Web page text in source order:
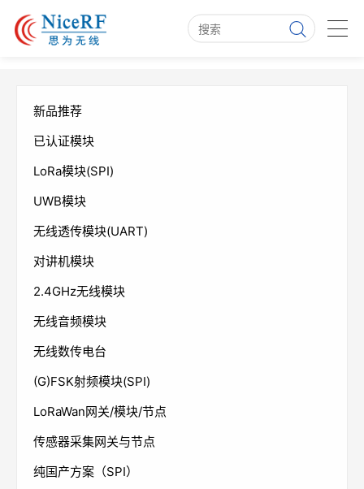
新品推荐
已认证模块
LoRa模块(SPI)
UWB模块
无线透传模块(UART)
对讲机模块
2.4GHz无线模块
无线音频模块
无线数传电台
(G)FSK射频模块(SPI)
LoRaWan网关/模块/节点
传感器采集网关与节点
纯国产方案（SPI）